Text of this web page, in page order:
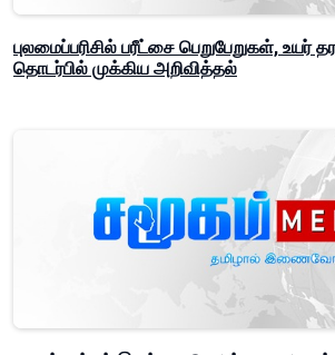
புலமைப்பரிசில் பரீட்சை பெறுபேறுகள், உயர்
தொடர்பில் முக்கிய அறிவித்தல்